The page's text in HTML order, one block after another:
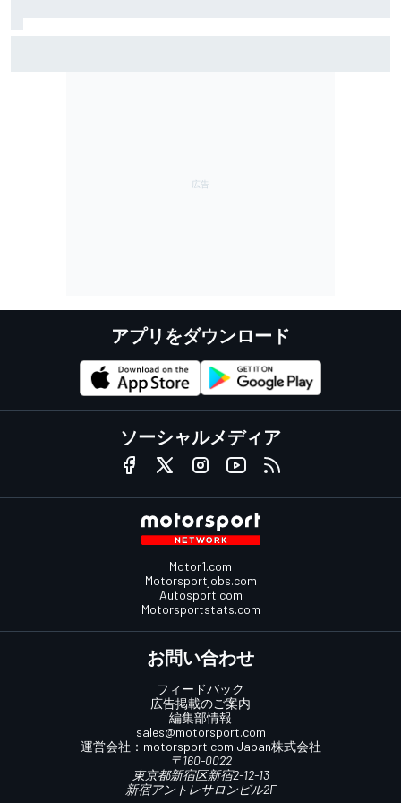
アプリをダウンロード
ソーシャルメディア
Motor1.com
Motorsportjobs.com
Autosport.com
Motorsportstats.com
お問い合わせ
フィードバック
広告掲載のご案内
編集部情報
sales@motorsport.com
運営会社： motorsport.com Japan株式会社
〒160-0022
東京都新宿区新宿2-12-13
新宿アントレサロンビル2F